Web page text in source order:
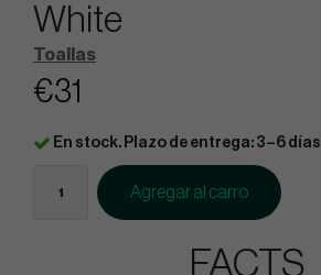
White
Toallas
€31
En stock. Plazo de entrega: 3–6 días
Agregar al carro
FACTS